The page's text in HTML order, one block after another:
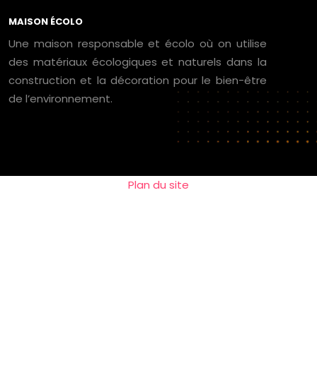
MAISON ÉCOLO
Une maison responsable et écolo où on utilise
des matériaux écologiques et naturels dans la
construction et la décoration pour le bien-être
de l’environnement.
Plan du site